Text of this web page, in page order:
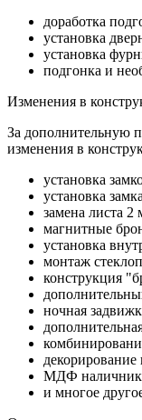
доработка
установка
установка
подгонка и
Изменения в
За дополнительную
изменения в
установка
установка
замена листа
магнитные
установка
монтаж
конструкция
ночная
МДФ наличник
и многое